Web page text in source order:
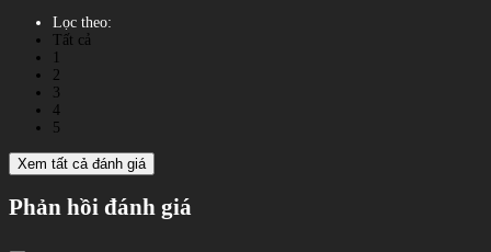
Lọc theo:
Tất cả
2
3
4
5
Xem tất cả đánh giá
Phản hồi đánh giá